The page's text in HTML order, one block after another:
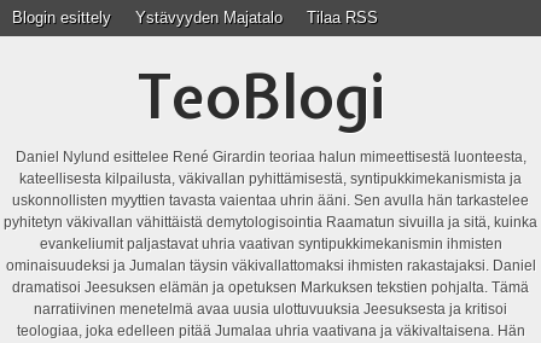
Blogin esittely Ystävyyden Majatalo Tilaa RSS
TeoBlogi
Daniel Nylund esittelee René Girardin teoriaa halun mimeettisestä luonteesta,
kateellisesta kilpailusta, väkivallan pyhittämisestä, syntipukkimekanismista ja
uskonnollisten myyttien tavasta vaientaa uhrin ääni. Sen avulla hän tarkastelee
pyhitetyn väkivallan vähittäistä demytologisointia Raamatun sivuilla ja sitä, kuinka
evankeliumit paljastavat uhria vaativan syntipukkimekanismin ihmisten
ominaisuudeksi ja Jumalan täysin väkivallattomaksi ihmisten rakastajaksi. Daniel
dramatisoi Jeesuksen elämän ja opetuksen Markuksen tekstien pohjalta. Tämä
narratiivinen menetelmä avaa uusia ulottuvuuksia Jeesuksesta ja kritisoi
teologiaa, joka edelleen pitää Jumalaa uhria vaativana ja väkivaltaisena. Hän